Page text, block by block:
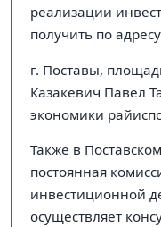
реализации
получить по
г. Поставы,
Казакевич Павел
экономики
Также в
постоянная
инвестиционной
осуществляет